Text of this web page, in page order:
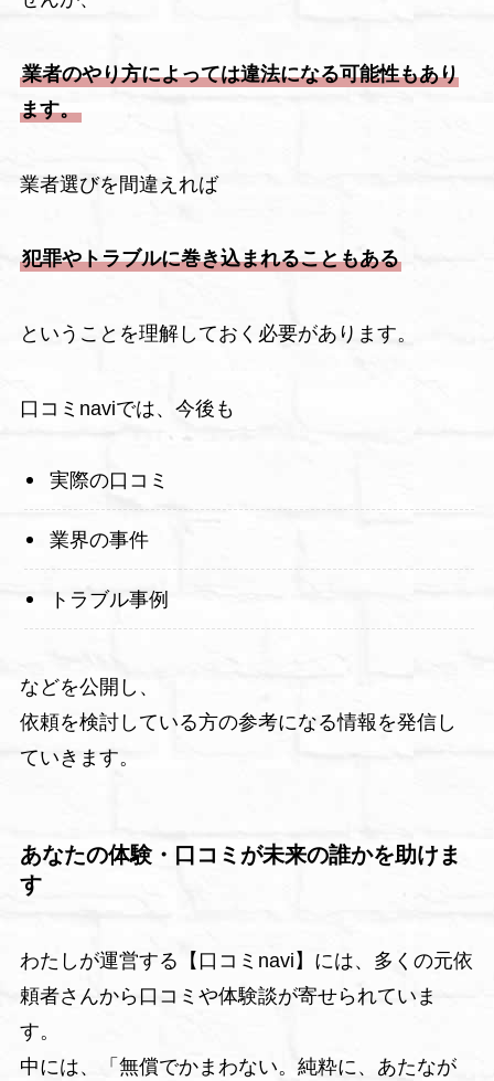
業者のやり方によっては違法になる可能性もあり
ます。
業者選びを間違えれば
犯罪やトラブルに巻き込まれることもある
ということを理解しておく必要があります。
口コミnaviでは、今後も
実際の口コミ
業界の事件
トラブル事例
などを公開し、
依頼を検討している方の参考になる情報を発信し
ていきます。
あなたの体験・口コミが未来の誰かを助けま
す
わたしが運営する【口コミnavi】には、多くの元依
頼者さんから口コミや体験談が寄せられていま
す。
中には、「無償でかまわない。純粋に、あたなが